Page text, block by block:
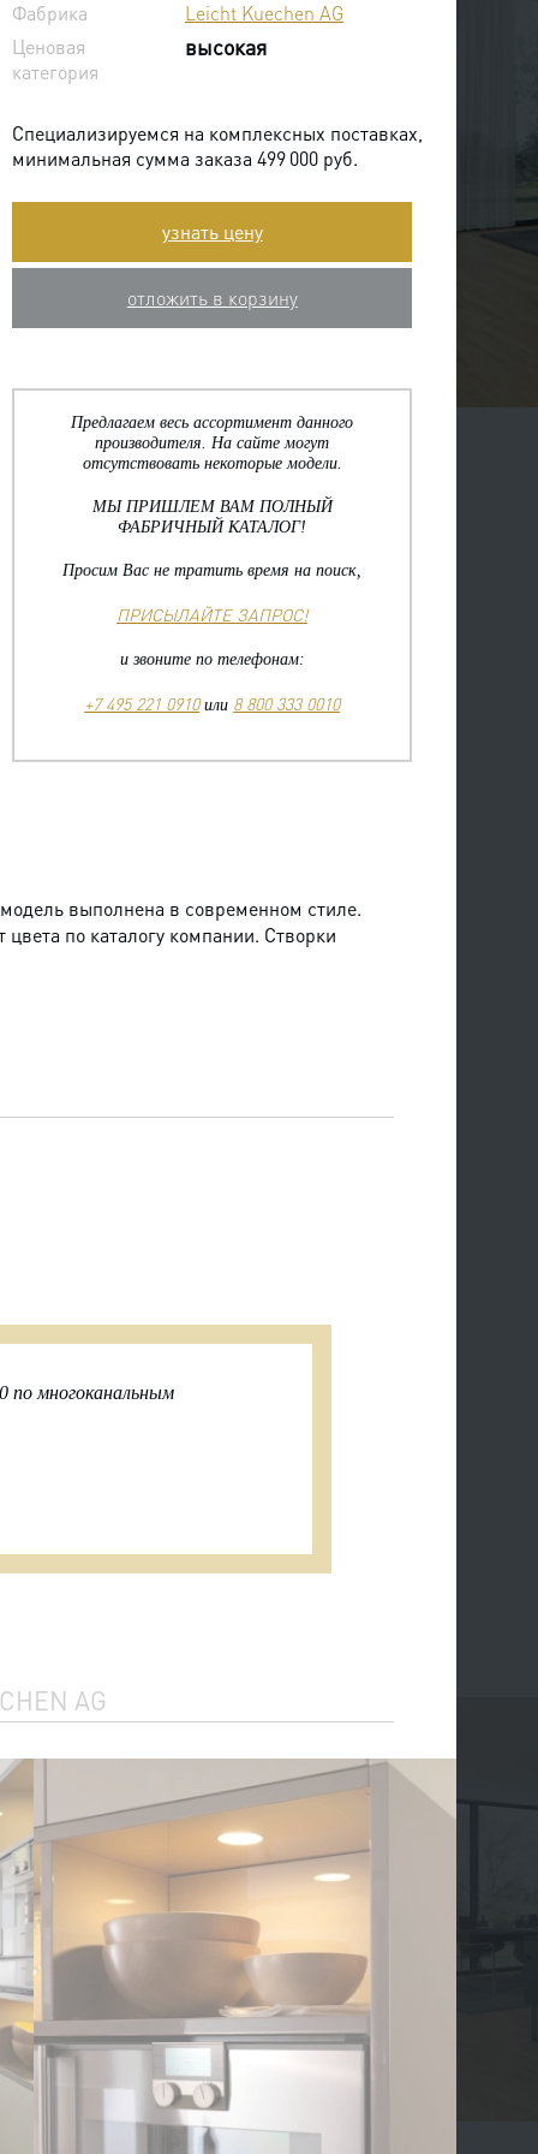
Фабрика
Leicht Kuechen AG
Ценовая
категория
высокая
Специализируемся на комплексных поставках,
минимальная сумма заказа 499 000 руб.
узнать цену
отложить в корзину
Предлагаем весь ассортимент данного
производителя. На сайте могут
отсутствовать некоторые модели.
МЫ ПРИШЛЕМ ВАМ ПОЛНЫЙ
ФАБРИЧНЫЙ КАТАЛОГ!
Просим Вас не тратить время на поиск,
ПРИСЫЛАЙТЕ ЗАПРОС!
и звоните по телефонам:
+7 495 221 0910или 8 800 333 0010
выполнена в современном стиле.
по каталогу компании. Створки
по многоканальным
AG